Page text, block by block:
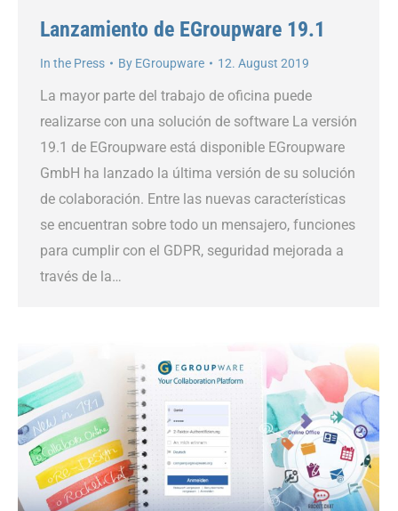
Lanzamiento de EGroupware 19.1
In the Press By EGroupware 12. August 2019
La mayor parte del trabajo de oficina puede
realizarse con una solución de software La versión
19.1 de EGroupware está disponible EGroupware
GmbH ha lanzado la última versión de su solución
de colaboración. Entre las nuevas características
se encuentran sobre todo un mensajero, funciones
para cumplir con el GDPR, seguridad mejorada a
través de la…